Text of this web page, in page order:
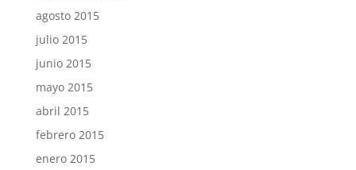
agosto 2015
julio 2015
junio 2015
mayo 2015
abril 2015
febrero 2015
enero 2015